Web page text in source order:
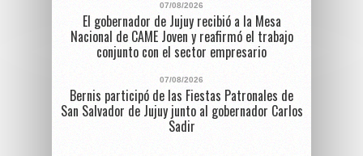
07/08/2026
El gobernador de Jujuy recibió a la Mesa
Nacional de CAME Joven y reafirmó el trabajo
conjunto con el sector empresario
07/08/2026
Bernis participó de las Fiestas Patronales de
San Salvador de Jujuy junto al gobernador Carlos
Sadir